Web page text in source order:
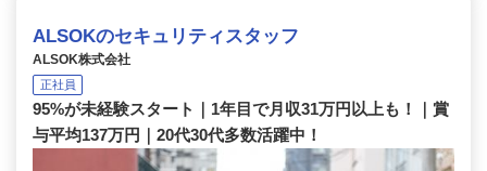
ALSOKのセキュリティスタッフ
ALSOK株式会社
正社員
95%が未経験スタート｜1年目で月収31万円以上も！｜賞
与平均137万円｜20代30代多数活躍中！